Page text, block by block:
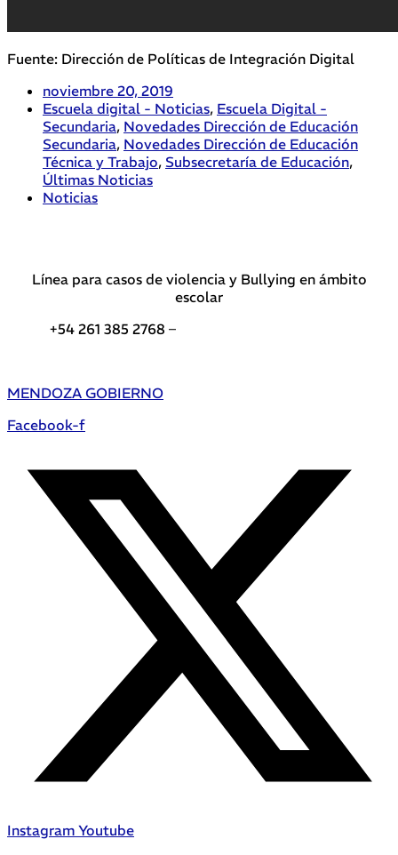
Fuente: Dirección de Políticas de Integración Digital
noviembre 20, 2019
Escuela digital - Noticias, Escuela Digital -
Secundaria, Novedades Dirección de Educación
Secundaria, Novedades Dirección de Educación
Técnica y Trabajo, Subsecretaría de Educación,
Últimas Noticias
Noticias
Línea para casos de violencia y Bullying en ámbito
escolar
+54 261 385 2768 –
MENDOZA GOBIERNO
Facebook-f
Instagram Youtube